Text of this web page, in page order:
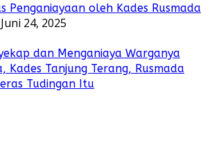
Penganiayaan oleh Kades Rusmada
Juni 24, 2025
dan Menganiaya Warganya
Kades Tanjung Terang, Rusmada
Tudingan Itu